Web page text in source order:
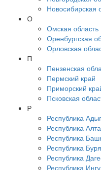
Новосибирская
О
Омская область
Оренбургская
Орловская
П
Пензенская
Пермский край
Приморский
Псковская
Р
Республика
Республика
Республика
Республика
Республика
Республика